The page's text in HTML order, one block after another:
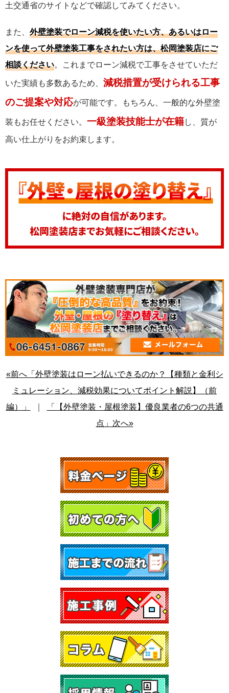
土交通省のサイトなどで確認してみてください。
また、 外壁塗装でローン減税を使いたい方、あるいはロー
ンを使って外壁塗装工事をされたい方は、松岡塗装店にご
相談ください。これまでローン減税で工事をさせていただ
いた実績も多数あるため、 減税措置が受けられる工事
のご提案や対応が可能です。もちろん、一般的な外壁塗
装もお任せください。 一級塗装技能士が在籍し、質が
高い仕上がりをお約束します。
«前へ「外壁塗装はローン払いできるのか？【種類と金利シ
ミュレーション、減税効果についてポイント解説】（前
編）」
「【外壁塗装・屋根塗装】優良業者の6つの共通
点」次へ»